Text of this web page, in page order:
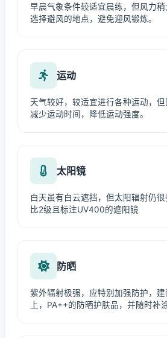
早晨气象条件较适宜晨练，但风力
选择避风的地点，避免迎风锻炼。
运动
天气较好，较适宜进行各种运动，
减少运动时间，降低运动强度。
太阳镜
白天虽有白云遮挡，但太阳辐射仍
比2级且标注UV400的遮阳镜
防晒
紫外辐射极强，应特别加强防护，
上，PA++的防晒护肤品，并随时补涂